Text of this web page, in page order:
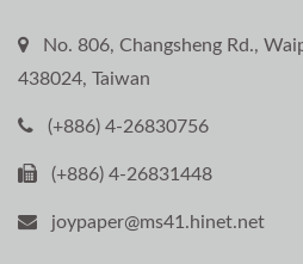
No. 806, Changsheng Rd.,
438024, Taiwan
(+886) 4-26830756
(+886) 4-26831448
joypaper@ms41.hinet.net